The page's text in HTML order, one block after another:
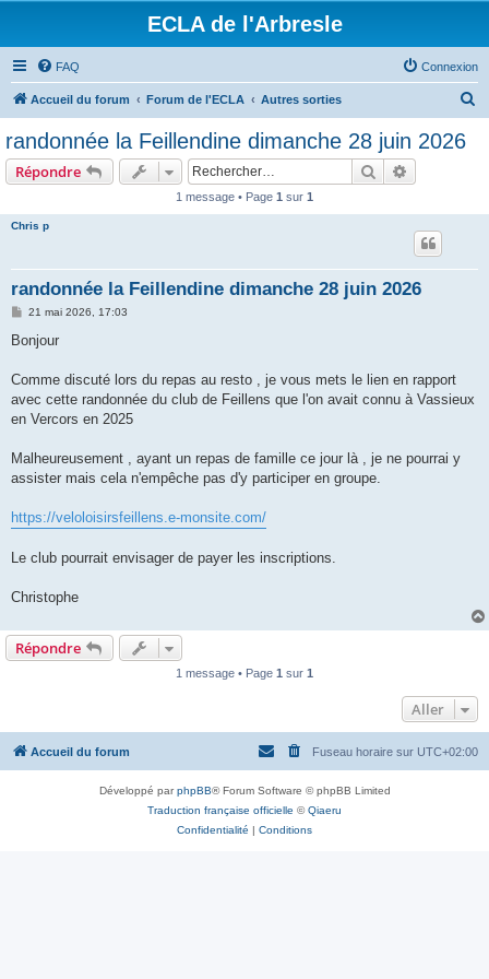
ECLA de l'Arbresle
FAQ Connexion
Accueil du forum Forum de l'ECLA Autres sorties
randonnée la Feillendine dimanche 28 juin 2026
Répondre Rechercher
1 message • Page 1 sur 1
Chris p
randonnée la Feillendine dimanche 28 juin 2026
M
s
g
21 mai 2026, 17:03
Bonjour
Comme discuté lors du repas au resto , je vous mets le lien en rapport
avec cette randonnée du club de Feillens que l'on avait connu à Vassieux
en Vercors en 2025
Malheureusement , ayant un repas de famille ce jour là , je ne pourrai y
assister mais cela n'empêche pas d'y participer en groupe.
https://veloloisirsfeillens.e-monsite.com/
Le club pourrait envisager de payer les inscriptions.
Christophe
Répondre
1 message • Page 1 sur 1
Aller
Accueil du forum Fuseau horaire sur UTC+02:00
Développé parphpBB® Forum Software © phpBB Limited
Traduction française officielle ©Qiaeru
Confidentialité | Conditions